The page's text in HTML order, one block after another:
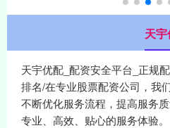
天
天宇优配_配资安全平台_正规
排名/在专业股票配资公司，我
不断优化服务流程，提高服务
专业、高效、贴心的服务体验。